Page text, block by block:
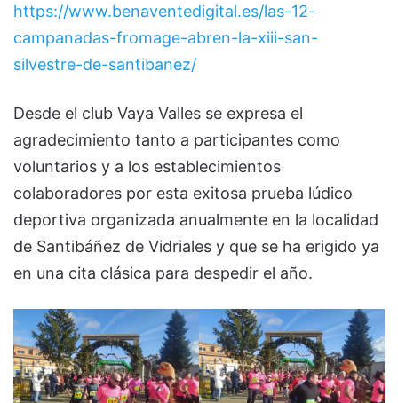
https://www.benaventedigital.es/las-12-
campanadas-fromage-abren-la-xiii-san-
silvestre-de-santibanez/
Desde el club Vaya Valles se expresa el
agradecimiento tanto a participantes como
voluntarios y a los establecimientos
colaboradores por esta exitosa prueba lúdico
deportiva organizada anualmente en la localidad
de Santibáñez de Vidriales y que se ha erigido ya
en una cita clásica para despedir el año.